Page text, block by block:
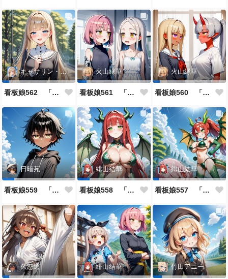
キャサリン・アストリー
看板娘562 「キャサリン・アストリーのよもやま話」
火山縁華
看板娘561 「火山一族」
火山縁華
看板娘560 「緋山一族」
日暗苑
看板娘559 「日暗苑のよもやま話」
緋山結華
看板娘558 「緋山結華」キャラクター紹介
緋山結華
看板娘557 「其々の再会」
久慈透 緋山結華 竹田アニー